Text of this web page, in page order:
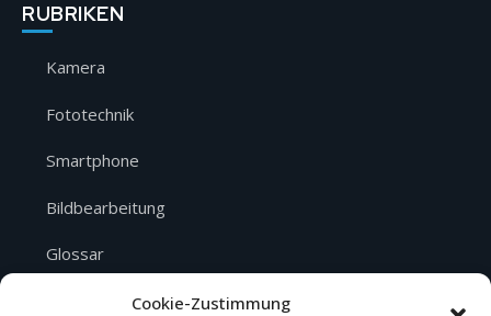
Cookie-Zustimmung
RUBRIKEN
Kamera
Fototechnik
Smartphone
Bildbearbeitung
Glossar